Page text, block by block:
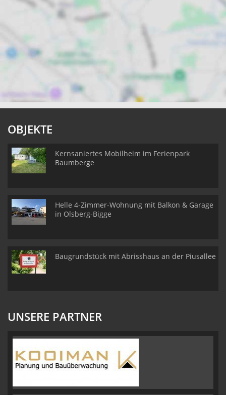
OBJEKTE
Kernsaniertes Mobilheim im Ferienpark
Baumberge
Helle 4-Zimmer-Wohnung mit Balkon & Garage
in Olsberg-Bigge
Baugrundstück mit Abrisshaus an der Piusallee
UNSERE PARTNER